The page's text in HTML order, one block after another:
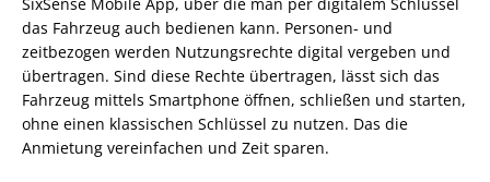
SixSense Mobile App, über die man per digitalem Schlüssel
das Fahrzeug auch bedienen kann. Personen- und
zeitbezogen werden Nutzungsrechte digital vergeben und
übertragen. Sind diese Rechte übertragen, lässt sich das
Fahrzeug mittels Smartphone öffnen, schließen und starten,
ohne einen klassischen Schlüssel zu nutzen. Das die
Anmietung vereinfachen und Zeit sparen.